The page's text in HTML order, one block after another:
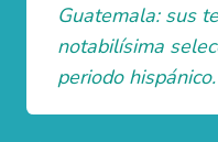
Guatemala: sus
notabilísima
periodo hispánico.